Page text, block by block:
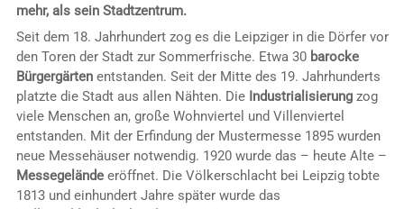
mehr, als sein Stadtzentrum.
Seit dem 18. Jahrhundert zog es die Leipziger in die Dörfer vor
den Toren der Stadt zur Sommerfrische. Etwa 30 barocke
Bürgergärtenentstanden. Seit der Mitte des 19. Jahrhunderts
platzte die Stadt aus allen Nähten. Die Industrialisierungzog
viele Menschen an, große Wohnviertel und Villenviertel
entstanden. Mit der Erfindung der Mustermesse 1895 wurden
neue Messehäuser notwendig. 1920 wurde das – heute Alte –
Messegeländeeröffnet. Die Völkerschlacht bei Leipzig tobte
1813 und einhundert Jahre später wurde das